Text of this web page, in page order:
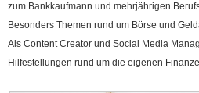
zum Bankkaufmann und mehrjährigen
Besonders Themen rund um Börse und
Als Content Creator und Social Media
Hilfestellungen rund um die eigenen